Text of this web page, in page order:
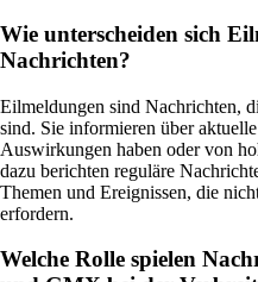
Wie unterscheiden sich
Nachrichten?
Eilmeldungen sind Nachrichten,
sind. Sie informieren über
Auswirkungen haben oder von
dazu berichten reguläre
Themen und Ereignissen, die
erfordern.
Welche Rolle spielen